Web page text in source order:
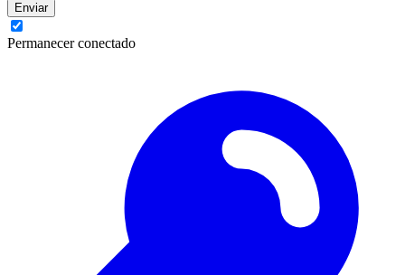
Enviar
Permanecer conectado